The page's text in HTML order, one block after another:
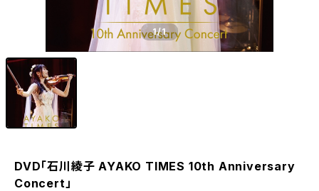
1/1
DVD「石川綾子 AYAKO TIMES 10th Anniversary
Concert」